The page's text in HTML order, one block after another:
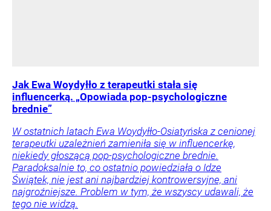
Jak Ewa Woydyłło z terapeutki stała się
influencerką. „Opowiada pop-psychologiczne
brednie”
W ostatnich latach Ewa Woydyłło-Osiatyńska z cenionej
terapeutki uzależnień zamieniła się w influencerkę,
niekiedy głoszącą pop-psychologiczne brednie.
Paradoksalnie to, co ostatnio powiedziała o Idze
Świątek, nie jest ani najbardziej kontrowersyjne, ani
najgroźniejsze. Problem w tym, że wszyscy udawali, że
tego nie widzą.